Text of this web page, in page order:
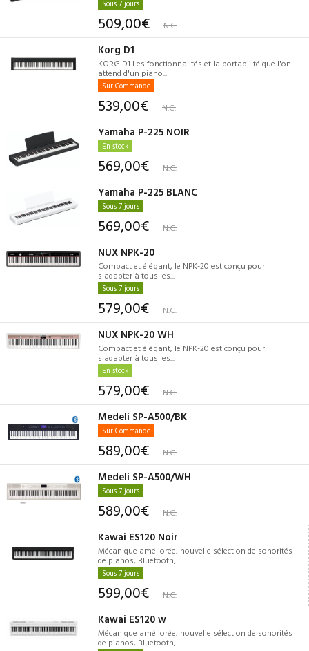
Sous 7 jours
509,00€ N.C.
Korg D1
KORG D1 Les fonctionnalités et la portabilité que l'on
attend d'un piano...
Sur Commande
539,00€ N.C.
Yamaha P-225 NOIR
En stock
569,00€ N.C.
Yamaha P-225 BLANC
Sous 7 jours
569,00€ N.C.
NUX NPK-20
Compact et élégant, le NPK-20 est conçu pour
s'adapter à tous les...
Sous 7 jours
579,00€ N.C.
NUX NPK-20 WH
Compact et élégant, le NPK-20 est conçu pour
s'adapter à tous les...
En stock
579,00€ N.C.
Medeli SP-A500/BK
Sur Commande
589,00€ N.C.
Medeli SP-A500/WH
Sous 7 jours
589,00€ N.C.
Kawai ES120 Noir
Mécanique améliorée, nouvelle sélection de sonorités
de pianos, Bluetooth,...
Sous 7 jours
599,00€ N.C.
Kawai ES120 w
Mécanique améliorée, nouvelle sélection de sonorités
de pianos, Bluetooth,...